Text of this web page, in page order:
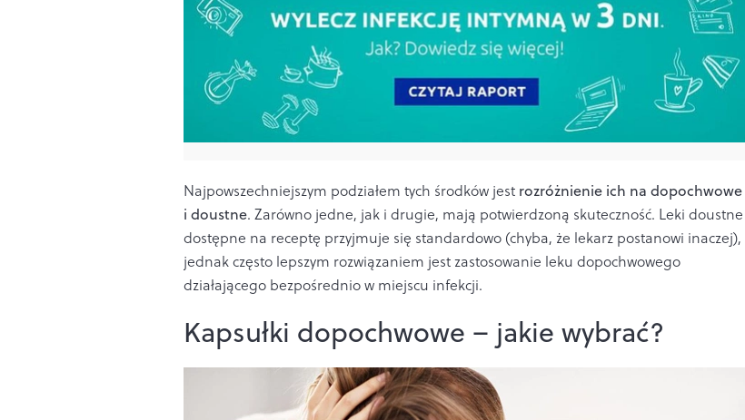
Najpowszechniejszym podziałem tych środków jest rozróżnienie ich na dopochwowe
i doustne. Zarówno jedne, jak i drugie, mają potwierdzoną skuteczność. Leki doustne
dostępne na receptę przyjmuje się standardowo (chyba, że lekarz postanowi inaczej),
jednak często lepszym rozwiązaniem jest zastosowanie leku dopochwowego
działającego bezpośrednio w miejscu infekcji.
Kapsułki dopochwowe – jakie wybrać?